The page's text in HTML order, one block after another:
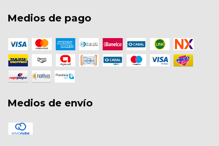
Medios de pago
Medios de envío